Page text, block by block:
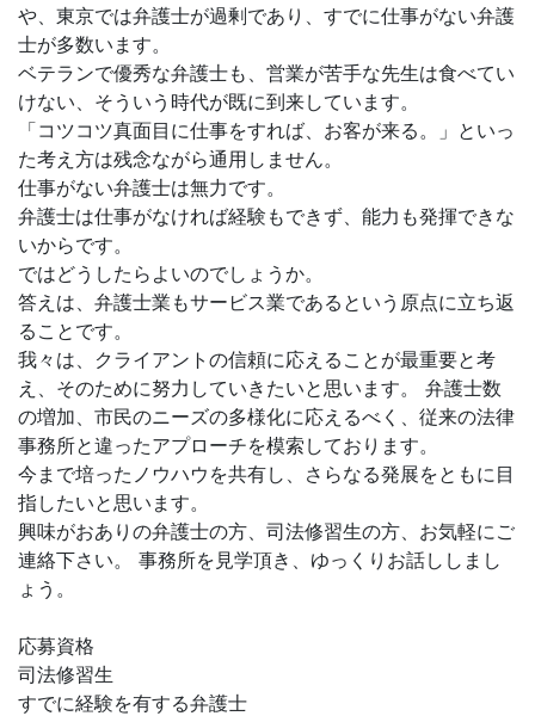
や、東京では弁護士が過剰であり、すでに仕事がない弁護
士が多数います。
ベテランで優秀な弁護士も、営業が苦手な先生は食べてい
けない、そういう時代が既に到来しています。
「コツコツ真面目に仕事をすれば、お客が来る。」といっ
た考え方は残念ながら通用しません。
仕事がない弁護士は無力です。
弁護士は仕事がなければ経験もできず、能力も発揮できな
いからです。
ではどうしたらよいのでしょうか。
答えは、弁護士業もサービス業であるという原点に立ち返
ることです。
我々は、クライアントの信頼に応えることが最重要と考
え、そのために努力していきたいと思います。 弁護士数
の増加、市民のニーズの多様化に応えるべく、従来の法律
事務所と違ったアプローチを模索しております。
今まで培ったノウハウを共有し、さらなる発展をともに目
指したいと思います。
興味がおありの弁護士の方、司法修習生の方、お気軽にご
連絡下さい。 事務所を見学頂き、ゆっくりお話ししまし
ょう。
応募資格
司法修習生
すでに経験を有する弁護士